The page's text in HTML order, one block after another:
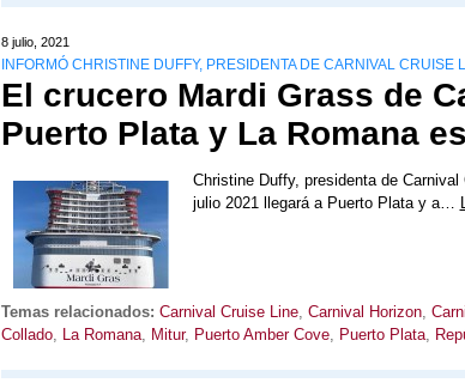
8 julio, 2021
INFORMÓ CHRISTINE DUFFY, PRESIDENTA DE CARNIVAL CRUISE
El crucero Mardi Grass de
Puerto Plata y La Romana
Christine Duffy, presidenta de
julio 2021 llegará a Puerto Plata y a…
Temas relacionados: Carnival Cruise Line, Carnival Horizon,
Collado, La Romana, Mitur, Puerto Amber Cove, Puerto Plata,